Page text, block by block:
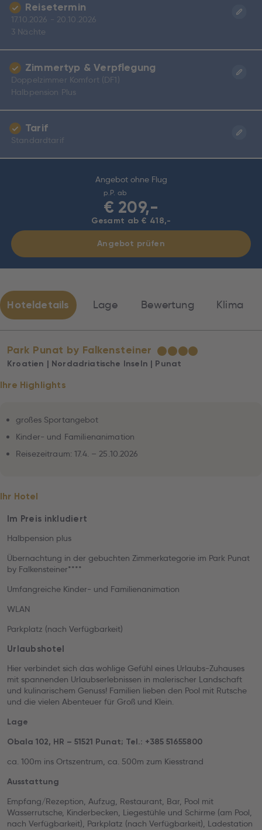
Angebot ohne Flug
p.P. ab
€ 209,-
Gesamt ab € 418,-
Angebot prüfen
Reisetermin
17.10.2026 - 20.10.2026
3 Nächte
Zimmertyp & Verpflegung
Doppelzimmer Komfort (DF1)
Halbpension Plus
Tarif
Standardtarif
Hoteldetails Lage Bewertung Klima
Park Punat by Falkensteiner ★★★★
Kroatien | Nordadriatische Inseln | Punat
Ihre Highlights
großes Sportangebot
Kinder- und Familienanimation
Reisezeitraum: 17.4. – 25.10.2026
Ihr Hotel
Im Preis inkludiert
Halbpension plus
Übernachtung in der gebuchten Zimmerkategorie im Park Punat
by Falkensteiner****
Umfangreiche Kinder- und Familienanimation
WLAN
Parkplatz (nach Verfügbarkeit)
Urlaubshotel
Hier verbindet sich das wohlige Gefühl eines Urlaubs-Zuhauses
mit spannenden Urlaubserlebnissen in malerischer Landschaft
und kulinarischem Genuss! Familien lieben den Pool mit Rutsche
und die vielen Abenteuer für Groß und Klein.
Lage
Obala 102, HR – 51521 Punat; Tel.: +385 51655800
ca. 100m ins Ortszentrum, ca. 500m zum Kiesstrand
Ausstattung
Empfang/Rezeption, Aufzug, Restaurant, Bar, Pool mit
Wasserrutsche, Kinderbecken, Liegestühle und Schirme (am Pool,
nach Verfügbarkeit), Parkplatz (nach Verfügbarkeit), Ladestation